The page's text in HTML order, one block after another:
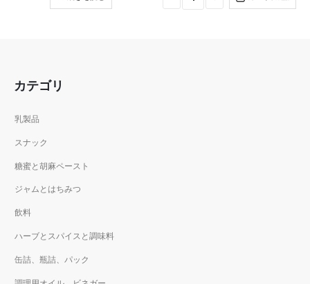
カテゴリ
乳製品
スナック
糖蜜と胡麻ペースト
ジャムとはちみつ
飲料
ハーブとスパイスと調味料
缶詰、瓶詰、パック